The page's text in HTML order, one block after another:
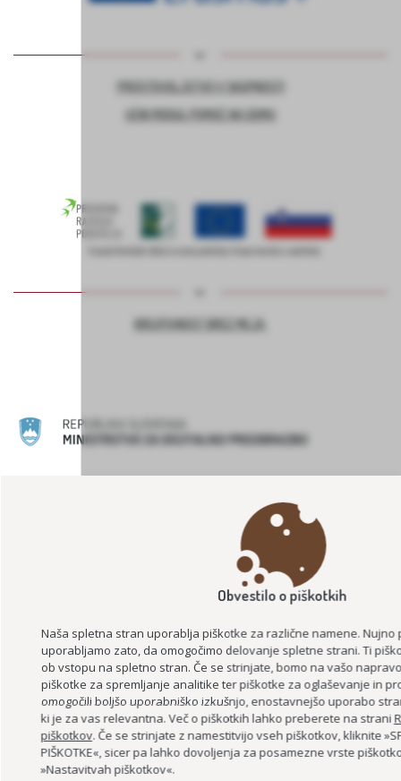
PROSTOVOLJSTVO V SKUPNOSTI
UČNI MODUL POMOČ NA DOMU
KREATIVNOST BREZ MEJA
RAČUNALNIŠKE DELAVNICE
PROJEKT DESIGN MANAGEMENT SLOVENIJA
Obvestilo o piškotkih
Naša spletna stran uporablja piškotke za različne namene. Nujno
uporabljamo zato, da omogočimo delovanje spletne strani. Ti
ob vstopu na spletno stran. Če se strinjate, bomo na vašo
piškotke za spremljanje analitike ter piškotke za oglaševanje in
omogočili boljšo uporabniško izkušnjo, enostavnejšo uporabo
ki je za vas relevantna. Več o piškotkih lahko preberete na strani
piškotkov. Če se strinjate z namestitvijo vseh piškotkov, kliknite
PIŠKOTKE«, sicer pa lahko dovoljenja za posamezne vrste
»Nastavitvah piškotkov«.